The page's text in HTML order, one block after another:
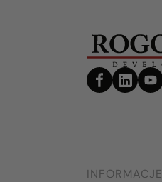
INFORMACJE